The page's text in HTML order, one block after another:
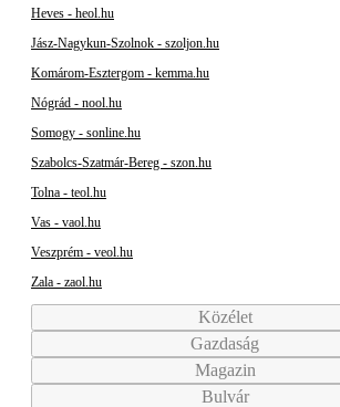
Heves - heol.hu
Jász-Nagykun-Szolnok - szoljon.hu
Komárom-Esztergom - kemma.hu
Nógrád - nool.hu
Somogy - sonline.hu
Szabolcs-Szatmár-Bereg - szon.hu
Tolna - teol.hu
Vas - vaol.hu
Veszprém - veol.hu
Zala - zaol.hu
Közélet
Gazdaság
Magazin
Bulvár